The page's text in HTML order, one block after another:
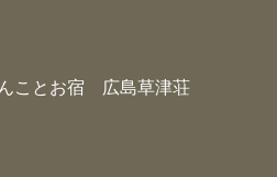
んことお宿 広島草津荘